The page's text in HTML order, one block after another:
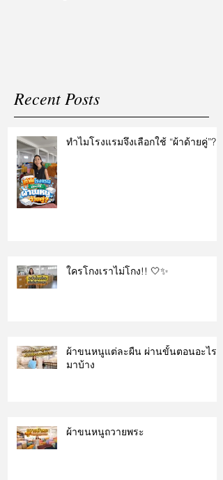
Recent Posts
ทำไมโรงแรมจึงเลือกใช้ “ผ้าด้ายคู่”?
ใครโกงเราไม่โกง!! 🤍✨
ผ้าขนหนูแต่ละผืน ผ่านขั้นตอนอะไร
มาบ้าง
ผ้าขนหนูถวายพระ